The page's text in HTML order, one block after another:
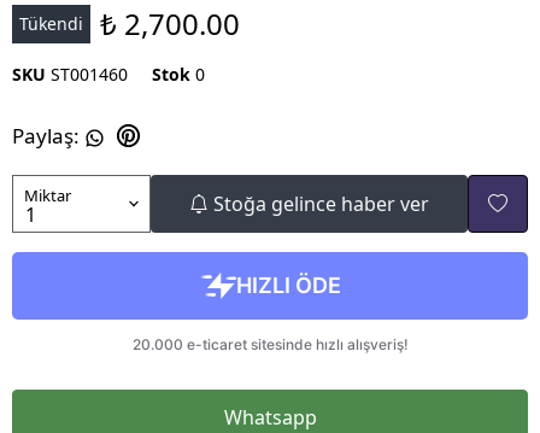
Tükendi ₺ 2,700.00
SKU ST001460 Stok 0
Paylaş:
Miktar Stoğa gelince haber ver
Whatsapp